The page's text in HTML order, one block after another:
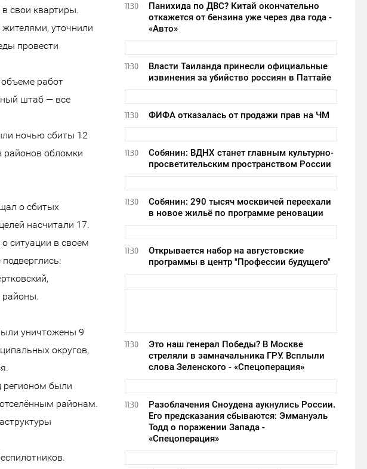
свои квартиры.
уточнили
провести
работ
штаб — все
ночью сбиты 12
районов обломки
о сбитых
насчитали 17.
ситуации в своем
районы.
уничтожены 9
округов,
регионом были
районам.
11:30
Панихида по ДВС? Китай окончательно
откажется от бензина уже через два года -
«Авто»
11:30
Власти Таиланда принесли официальные
извинения за убийство россиян в Паттайе
11:30 ФИФА отказалась от продажи прав на ЧМ
11:30
Собянин: ВДНХ станет главным культурно-
просветительским пространством России
11:30
Собянин: 290 тысяч москвичей переехали
в новое жильё по программе реновации
11:30
Открывается набор на августовские
программы в центр "Профессии будущего"
11:30
Это наш генерал Победы? В Москве
стреляли в замначальника ГРУ. Всплыли
слова Зеленского - «Спецоперация»
11:30
Разоблачения Сноудена аукнулись России.
Его предсказания сбываются: Эммануэль
Тодд о поражении Запада -
«Спецоперация»